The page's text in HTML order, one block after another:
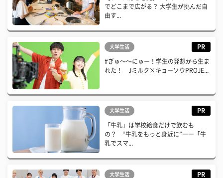
でどこまで広がる？ 大学生が挑んだ自
由す...
大学生活 PR
#ぎゅ〜〜にゅー！学生の発想から生ま
れた！ Jミルク×キョーソウPROJE...
大学生活 PR
「牛乳」は学校給食だけで飲むも
の？ “牛乳をもっと身近に”――「牛
乳でスマ...
大学生活 PR